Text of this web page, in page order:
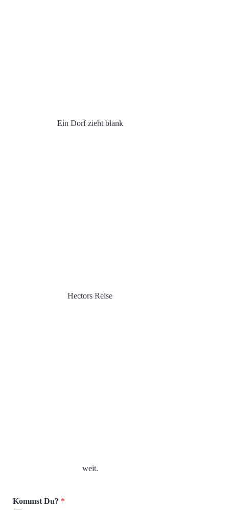
Ein Dorf zieht blank
Hectors Reise
weit.
Kommst Du? *